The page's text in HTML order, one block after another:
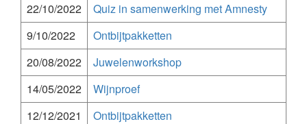
22/10/2022
Quiz in samenwerking met Amnesty
9/10/2022
Ontbijtpakketten
20/08/2022
Juwelenworkshop
14/05/2022
Wijnproef
12/12/2021
Ontbijtpakketten